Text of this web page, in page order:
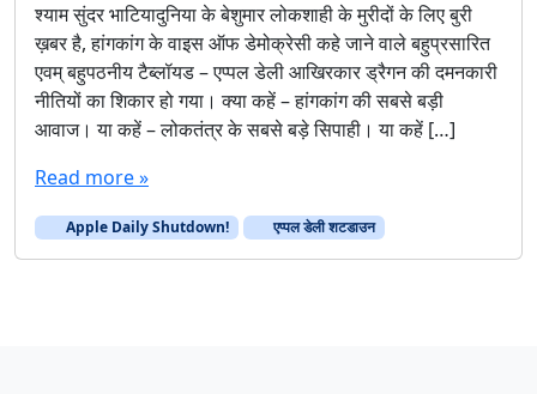
श्याम सुंदर भाटियादुनिया के बेशुमार लोकशाही के मुरीदों के लिए बुरी
ख़बर है, हांगकांग के वाइस ऑफ डेमोक्रेसी कहे जाने वाले बहुप्रसारित
एवम् बहुपठनीय टैब्लॉयड – एप्पल डेली आखिरकार ड्रैगन की दमनकारी
नीतियों का शिकार हो गया। क्या कहें – हांगकांग की सबसे बड़ी
आवाज। या कहें – लोकतंत्र के सबसे बड़े सिपाही। या कहें […]
Read more »
Apple Daily Shutdown! एप्पल डेली शटडाउन